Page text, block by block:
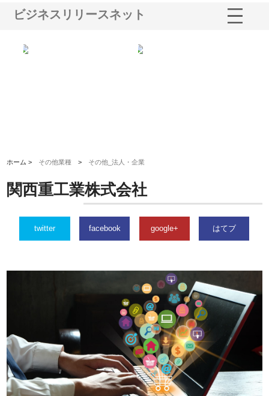
ビジネスリリースネット
ホーム > その他業種 > その他_法人・企業
関西重工業株式会社
twitter facebook google+ はてブ